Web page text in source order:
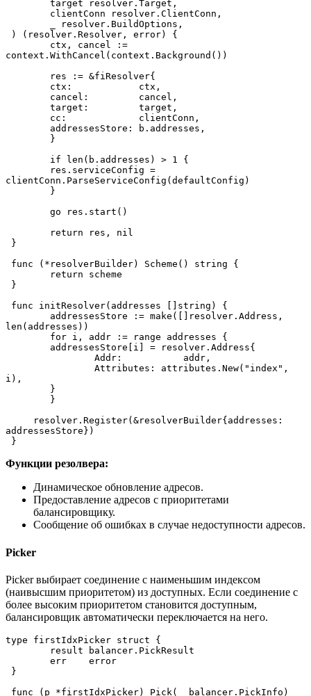
target resolver.Target,
clientConn resolver.ClientConn,
_ resolver.BuildOptions,
) (resolver.Resolver, error) {
context.WithCancel(context.Background())
res := &fiResolver{
     	ctx:        	ctx,
     	cancel:     	cancel,
     	target:     	target,
     	cc:         	clientConn,
     	addressesStore: b.addresses,
}
if len(b.addresses) > 1 {
clientConn.ParseServiceConfig(defaultConfig)
}
go res.start()
return res, nil
}
func (*resolverBuilder) Scheme() string {
return scheme
}
func initResolver(addresses []string) {
len(addresses))
for i, addr := range addresses {
     	addressesStore[i] = resolver.Address{
         	Addr:   	addr,
i),
     	}
}
addressesStore})
}
Функции резолвера:
Динамическое обновление адресов.
Предоставление адресов с приоритетами
балансировщику.
Сообщение об ошибках в случае недоступности адресов.
Picker
Picker выбирает соединение с наименьшим индексом
(наивысшим приоритетом) из доступных. Если соединение с
более высоким приоритетом становится доступным,
балансировщик автоматически переключается на него.
type firstIdxPicker struct {
result balancer.PickResult
err    error
}